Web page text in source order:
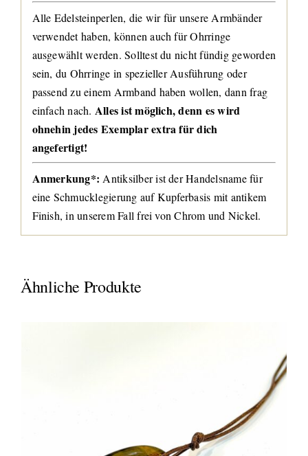
Alle Edelsteinperlen, die wir für unsere Armbänder
verwendet haben, können auch für Ohrringe
ausgewählt werden. Solltest du nicht fündig geworden
sein, du Ohrringe in spezieller Ausführung oder
passend zu einem Armband haben wollen, dann frag
einfach nach. Alles ist möglich, denn es wird
ohnehin jedes Exemplar extra für dich
angefertigt!
Anmerkung*:Antiksilber ist der Handelsname für
eine Schmucklegierung auf Kupferbasis mit antikem
Finish, in unserem Fall frei von Chrom und Nickel.
Ähnliche Produkte